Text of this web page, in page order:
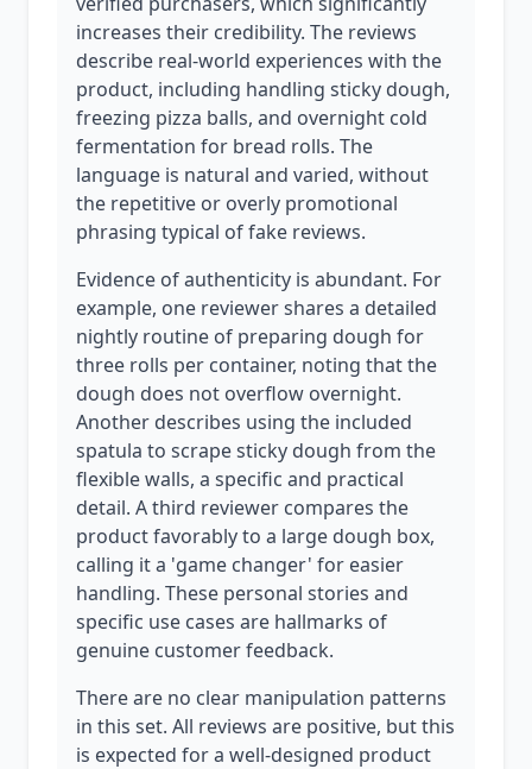
increases their credibility. The reviews
describe real-world experiences with the
product, including handling sticky dough,
freezing pizza balls, and overnight cold
fermentation for bread rolls. The
language is natural and varied, without
the repetitive or overly promotional
phrasing typical of fake reviews.
Evidence of authenticity is abundant. For
example, one reviewer shares a detailed
nightly routine of preparing dough for
three rolls per container, noting that the
dough does not overflow overnight.
Another describes using the included
spatula to scrape sticky dough from the
flexible walls, a specific and practical
detail. A third reviewer compares the
product favorably to a large dough box,
calling it a 'game changer' for easier
handling. These personal stories and
specific use cases are hallmarks of
genuine customer feedback.
There are no clear manipulation patterns
in this set. All reviews are positive, but this
is expected for a well-designed product